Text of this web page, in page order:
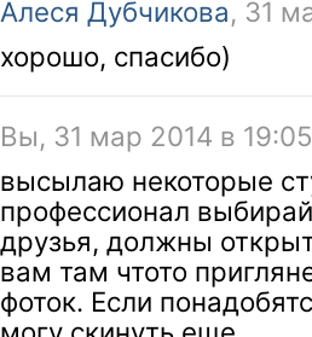
Алеся Дубчикова, 31
хорошо, спасибо)
Вы, 31 мар 2014 в
высылаю некоторые
профессионал
друзья, должны
вам там чтото
фоток. Если